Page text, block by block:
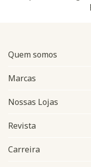
Quem somos
Marcas
Nossas Lojas
Revista
Carreira